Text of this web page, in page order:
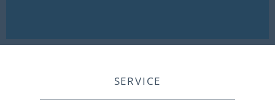
SERVICE